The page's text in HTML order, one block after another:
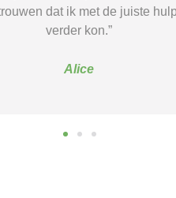
mij geholpen om weer meer
overzicht en balans te